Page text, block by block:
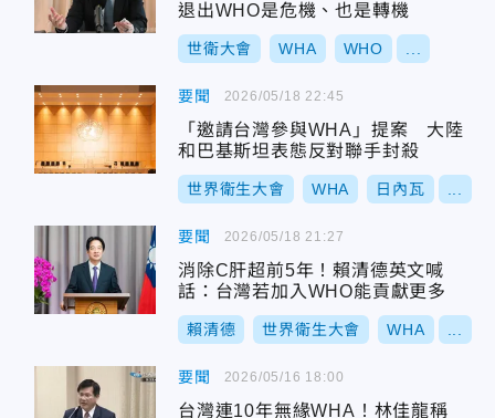
退出WHO是危機、也是轉機
世衛大會 WHA WHO
要聞
「邀請台灣參與WHA」提案 大陸
和巴基斯坦表態反對聯手封殺
世界衛生大會 WHA 日內瓦
2026/05/18 22:45
要聞
消除C肝超前5年！賴清德英文喊
話：台灣若加入WHO能貢獻更多
賴清德 世界衛生大會 WHA
2026/05/18 21:27
要聞
台灣連10年無緣WHA！林佳龍稱
2026/05/16 18:00